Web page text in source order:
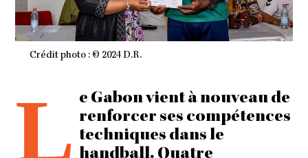
Crédit photo : © 2024 D.R.
L e Gabon vient à nouveau de
renforcer ses compétences
techniques dans le